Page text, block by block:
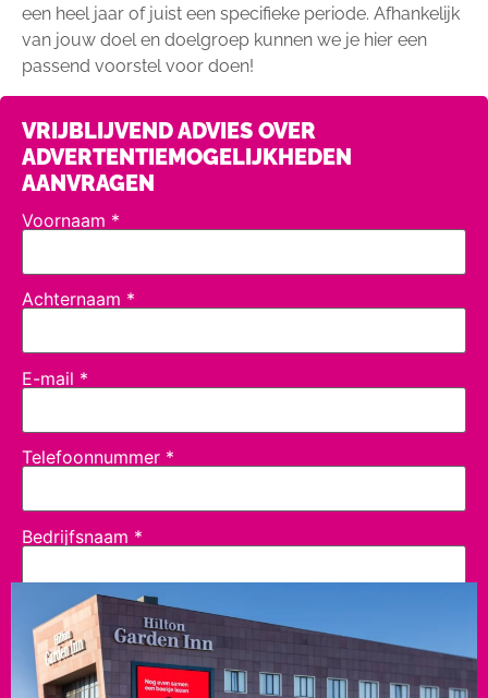
een heel jaar of juist een specifieke periode. Afhankelijk
van jouw doel en doelgroep kunnen we je hier een
passend voorstel voor doen!
VRIJBLIJVEND ADVIES OVER
ADVERTENTIEMOGELIJKHEDEN
AANVRAGEN
Voornaam *
Achternaam *
E-mail *
Telefoonnummer *
Bedrijfsnaam *